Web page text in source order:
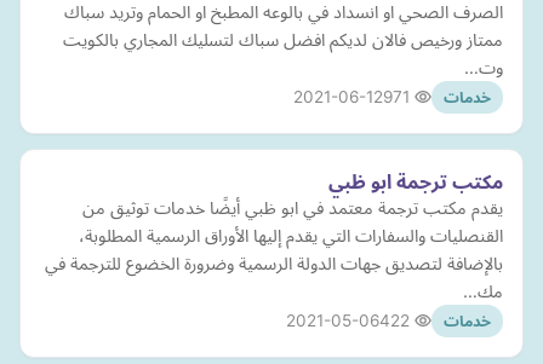
الصرف الصحي او انسداد في بالوعه المطبخ او الحمام وتريد سباك
ممتاز ورخيص فالان لديكم افضل سباك لتسليك المجاري بالكويت
وت…
خدمات 2021-06-12
مكتب ترجمة ابو ظبي
يقدم مكتب ترجمة معتمد في ابو ظبي أيضًا خدمات توثيق من
القنصليات والسفارات التي يقدم إليها الأوراق الرسمية المطلوبة،
بالإضافة لتصديق جهات الدولة الرسمية وضرورة الخضوع للترجمة في
مك…
خدمات 2021-05-06